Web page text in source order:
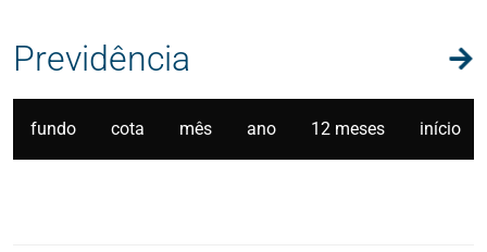
Previdência
fundo cota mês ano 12 meses início